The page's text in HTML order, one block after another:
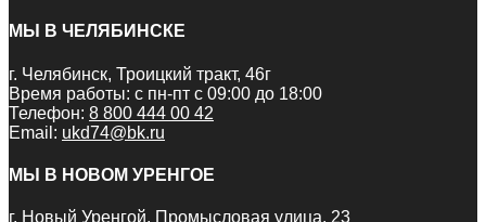
МЫ В ЧЕЛЯБИНСКЕ
г. Челябинск, Троицкий тракт, 46г
Время работы: с пн-пт с 09:00 до 18:00
Телефон: 8 800 444 00 42
Email: ukd74@bk.ru
МЫ В НОВОМ УРЕНГОЕ
г. Новый Уренгой, Промысловая улица, 23